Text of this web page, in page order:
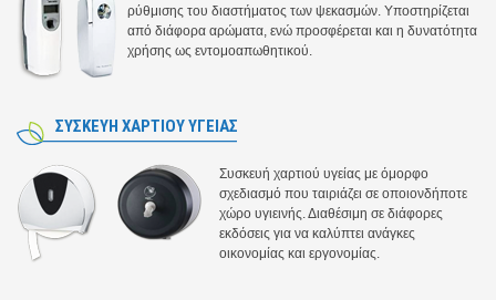
ρύθμισης του διαστήματος των ψεκασμών. Υποστηρίζεται
από διάφορα αρώματα, ενώ προσφέρεται και η δυνατότητα
χρήσης ως εντομοαπωθητικού.
ΣΥΣΚΕΥΗ ΧΑΡΤΙΟΥ ΥΓΕΙΑΣ
Συσκευή χαρτιού υγείας με όμορφο
σχεδιασμό που ταιριάζει σε οποιονδήποτε
χώρο υγιεινής. Διαθέσιμη σε διάφορες
εκδόσεις για να καλύπτει ανάγκες
οικονομίας και εργονομίας.